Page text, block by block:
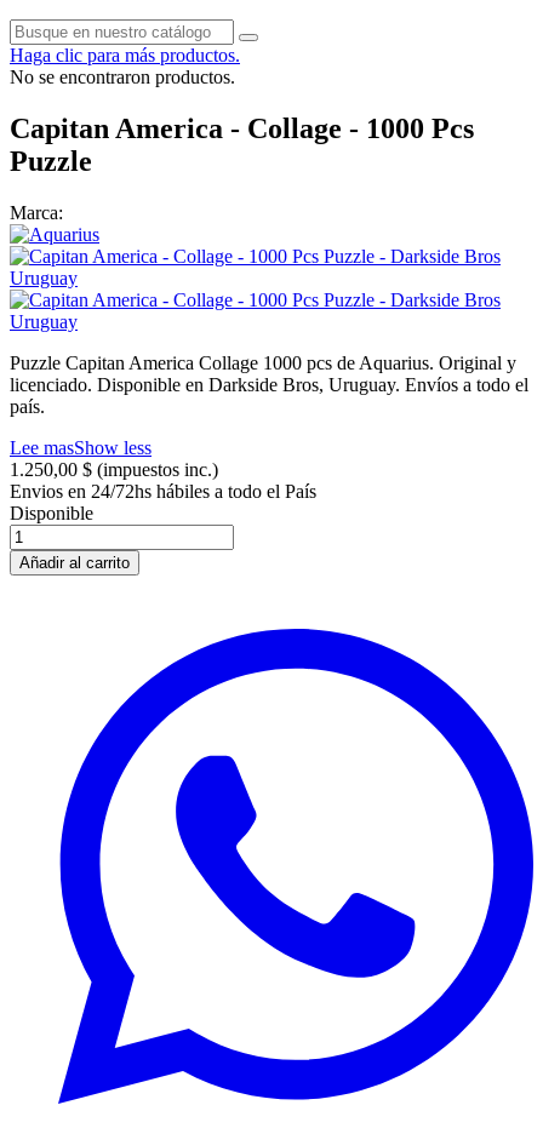
Haga clic para más productos.
No se encontraron productos.
Capitan America - Collage - 1000 Pcs
Puzzle
Marca:
Puzzle Capitan America Collage 1000 pcs de Aquarius. Original y
licenciado. Disponible en Darkside Bros, Uruguay. Envíos a todo el
país.
Lee masShow less
1.250,00 $ (impuestos inc.)
Envios en 24/72hs hábiles a todo el País
Disponible
Añadir al carrito